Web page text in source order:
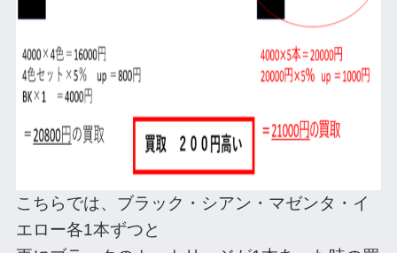
こちらでは、ブラック・シアン・マゼンタ・イ
エロー各1本ずつと